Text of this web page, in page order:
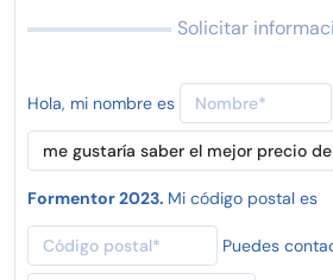
Solicitar
Hola, mi nombre es
Formentor 2023. Mi código postal es
Puedes